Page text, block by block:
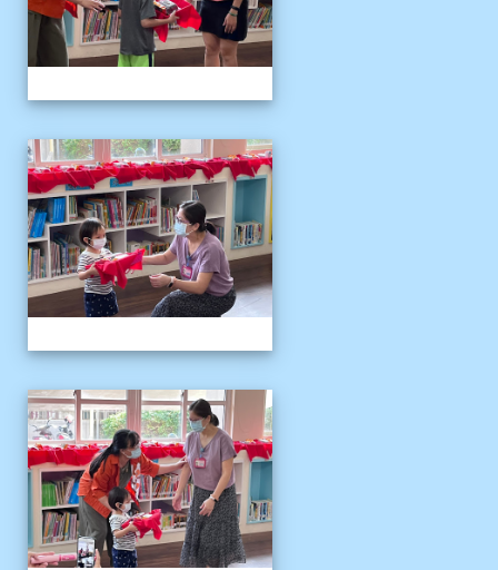
111伴讀媽媽教師節
111伴讀媽媽教師節